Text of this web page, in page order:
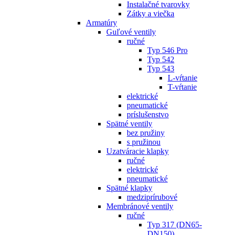
Instalačné tvarovky
Zátky a viečka
Armatúry
Guľové ventily
ručné
Typ 546 Pro
Typ 542
Typ 543
L-vŕtanie
T-vŕtanie
elektrické
pneumatické
príslušenstvo
Spätné ventily
bez pružiny
s pružinou
Uzatváracie klapky
ručné
elektrické
pneumatické
Spätné klapky
medziprírubové
Membránové ventily
ručné
Typ 317 (DN65-